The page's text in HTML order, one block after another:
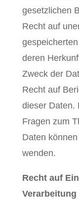
gesetzlichen
Recht auf
deren
Zweck der
Recht auf
dieser Daten.
Fragen zum
Daten
wenden.
Recht auf
Verarbeitung